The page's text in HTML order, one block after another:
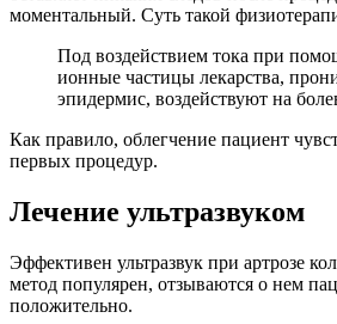
моментальный. Суть такой
Под воздействием тока при
ионные частицы лекарства,
эпидермис, воздействуют на
Как правило, облегчение пациент
первых процедур.
Лечение ультразвуком
Эффективен ультразвук при артрозе
метод популярен, отзываются о нем
положительно.